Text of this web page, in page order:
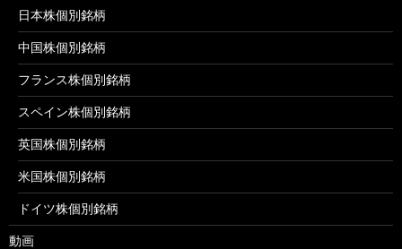
日本株個別銘柄
中国株個別銘柄
フランス株個別銘柄
スペイン株個別銘柄
英国株個別銘柄
米国株個別銘柄
ドイツ株個別銘柄
動画